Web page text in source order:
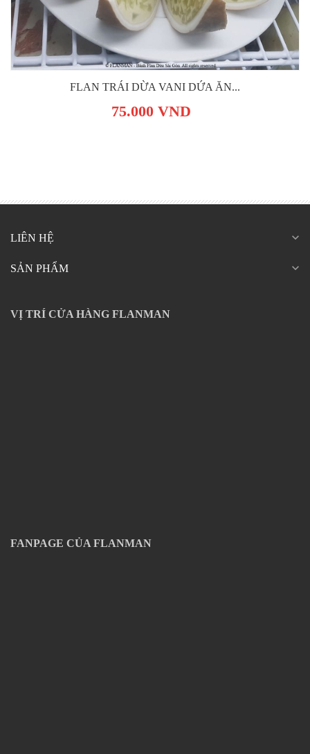
FLAN TRÁI DỪA VANI DỨA ĂN...
75.000 VND
LIÊN HỆ expand_more
SẢN PHẨM expand_more
VỊ TRÍ CỬA HÀNG FLANMAN
FANPAGE CỦA FLANMAN